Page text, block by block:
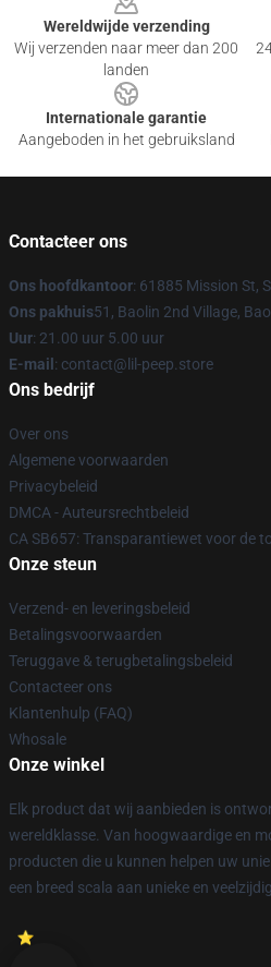
Wereldwijde verzending
Wij verzenden naar meer dan 200
landen
Internationale garantie
Aangeboden in het gebruiksland
Contacteer ons
Ons hoofdkantoor: 61885 Mission St,
Ons pakhuis51, Baolin 2nd Village,
Uur: 21.00 uur 5.00 uur
E-mail : contact@lil-peep.store
Ons bedrijf
Over ons
Algemene voorwaarden
Privacybeleid
DMCA - Auteursrechtbeleid
CA SB657: Transparantiewet voor de
Onze steun
Verzend- en leveringsbeleid
Betalingsvoorwaarden
Teruggave & terugbetalingsbeleid
Contacteer ons
Klantenhulp (FAQ)
Whosale
Onze winkel
Elk product dat wij aanbieden is
wereldklasse. Van hoogwaardige en
producten die u kunnen helpen uw
een breed scala aan unieke en